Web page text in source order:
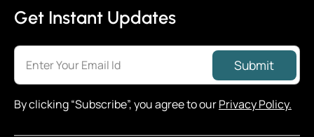
Get Instant Updates
Submit
By clicking “Subscribe”, you agree to ourPrivacy Policy.